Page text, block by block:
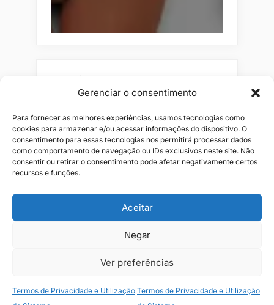
Gerenciar o consentimento
Para fornecer as melhores experiências, usamos tecnologias como
cookies para armazenar e/ou acessar informações do dispositivo. O
consentimento para essas tecnologias nos permitirá processar dados
como comportamento de navegação ou IDs exclusivos neste site. Não
consentir ou retirar o consentimento pode afetar negativamente certos
recursos e funções.
Aceitar
Negar
Ver preferências
Termos de Privacidade e Utilização Termos de Privacidade e Utilização
Pesquisar
Combos
Jeans Kits Masculino
Copyright © 2026 JR1 Shopping.